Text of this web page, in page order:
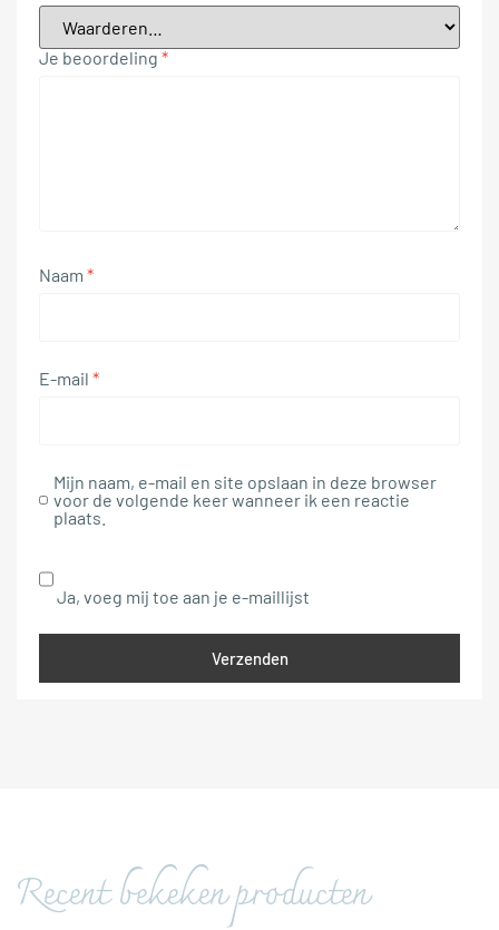
Je beoordeling *
Naam *
E-mail *
Mijn naam, e-mail en site opslaan in deze browser
voor de volgende keer wanneer ik een reactie
plaats.
Ja, voeg mij toe aan je e-maillijst
Recent bekeken producten